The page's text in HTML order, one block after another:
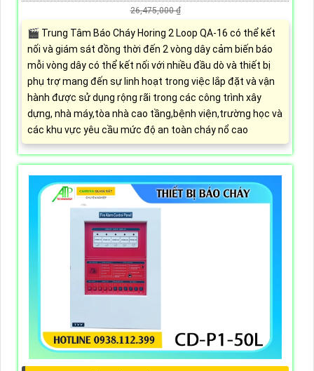
26,475,000 ₫
🎬 Trung Tâm Báo Cháy Horing 2 Loop QA-16 có thể kết
nối và giám sát đồng thời đến 2 vòng dây cảm biến báo
mỗi vòng dây có thể kết nối với nhiều đầu dò và thiết bị
phụ trợ mang đến sự linh hoạt trong việc lắp đặt và vận
hành được sử dụng rộng rãi trong các công trình xây
dựng, nhà máy,tòa nhà cao tầng,bệnh viện,trường học và
các khu vực yêu cầu mức độ an toàn cháy nổ cao